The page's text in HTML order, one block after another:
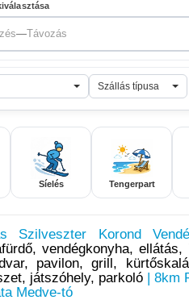
—Távozás
Szállás típusa
Síelés Tengerpart
Szilveszter Korond
vendégkonyha,
pavilon, grill,
játszóhely, parkoló| 8km
Medve-tó